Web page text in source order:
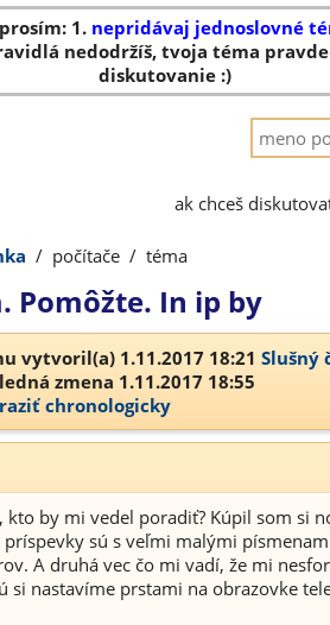
1. nepridávaj jednoslovné
nedodržíš, tvoja téma
diskutovanie :)
ak chceš
/ počítače / téma
Pomôžte. In ip by
vytvoril(a) 1.11.2017 18:21 Slušný
zmena 1.11.2017 18:55
chronologicky
kto by mi vedel poradiť? Kúpil som si
sú s veľmi malými
A druhá vec čo mi vadí, že mi
si nastavíme prstami na obrazovke